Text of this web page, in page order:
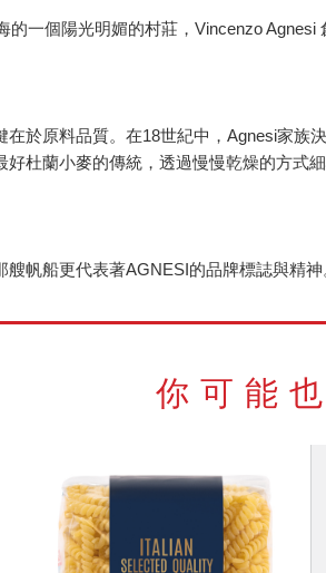
的一個陽光明媚的村莊，Vincenzo
於原料品質。在18世紀中，Agnesi家族
杜蘭小麥的傳統，透過慢慢乾燥的方式
帆船更代表著AGNESI的品牌標誌與精神
你可能